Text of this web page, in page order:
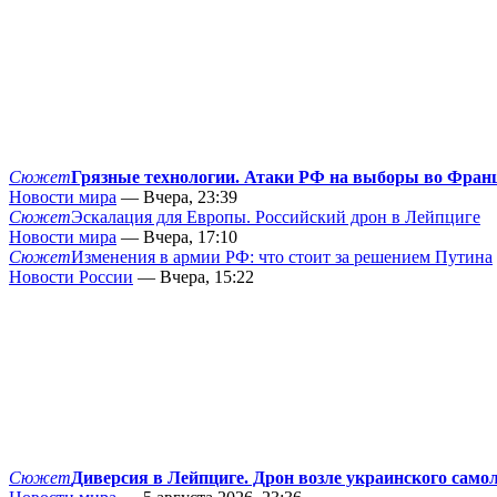
СюжетГрязные технологии. Атаки РФ на выборы во
Новости мира — Вчера, 23:39
СюжетЭскалация для Европы. Российский дрон в Лейпциге
Новости мира — Вчера, 17:10
СюжетИзменения в армии РФ: что стоит за решением Путина
Новости России — Вчера, 15:22
СюжетДиверсия в Лейпциге. Дрон возле украинского